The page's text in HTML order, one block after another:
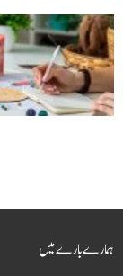
ہمارے بارے میں